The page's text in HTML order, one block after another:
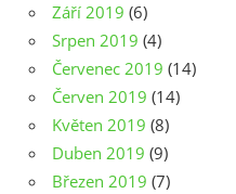
Září 2019 (6)
Srpen 2019 (4)
Červenec 2019 (14)
Červen 2019 (14)
Květen 2019 (8)
Duben 2019 (9)
Březen 2019 (7)